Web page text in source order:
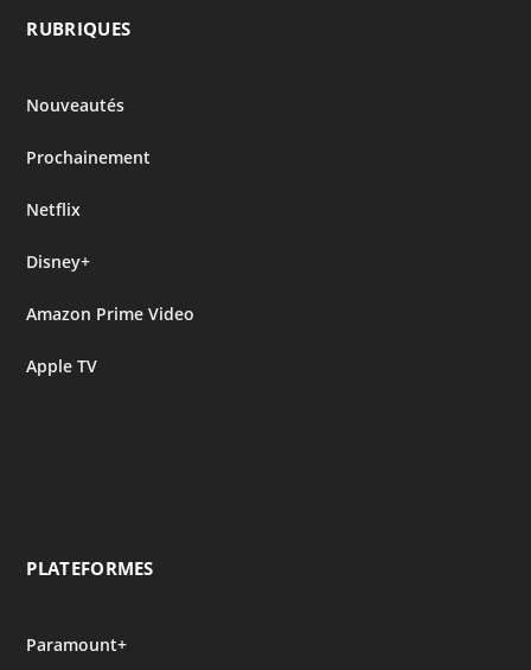
RUBRIQUES
Nouveautés
Prochainement
Netflix
Disney+
Amazon Prime Video
Apple TV
PLATEFORMES
Paramount+